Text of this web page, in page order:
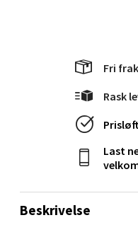
Beskrivelse
Fri
Rask
Last
Mo i Rana -
Fridtjof
Åpent i dag 09-19